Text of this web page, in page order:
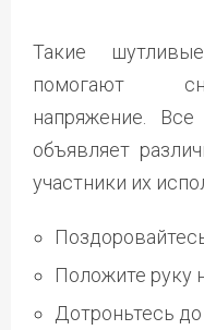
Такие
помогают
напряжение.
объявляет
участники их
Положите руку
Дотроньтесь до